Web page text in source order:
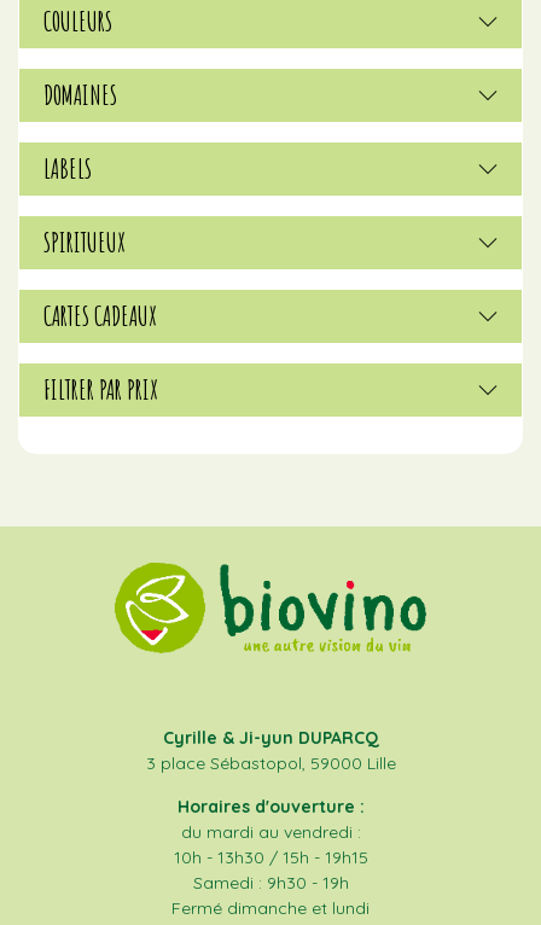
COULEURS
DOMAINES
LABELS
SPIRITUEUX
CARTES CADEAUX
FILTRER PAR PRIX
Cyrille & Ji-yun DUPARCQ
3 place Sébastopol, 59000 Lille
Horaires d'ouverture :
du mardi au vendredi :
10h - 13h30 / 15h - 19h15
Samedi : 9h30 - 19h
Fermé dimanche et lundi